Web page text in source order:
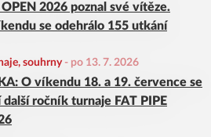
OPEN 2026 poznal své vítěze.
se odehrálo 155 utkání
souhrny - po 13. 7. 2026
O víkendu 18. a 19. července se
ročník turnaje FAT PIPE